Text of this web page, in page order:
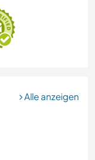
Alle anzeigen